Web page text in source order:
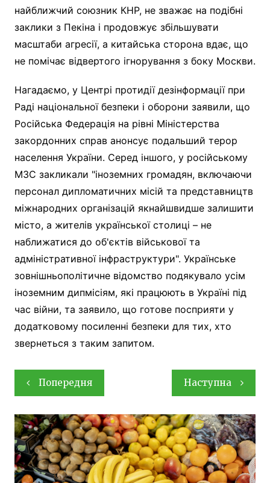
найближчий союзник КНР, не зважає на подібні
заклики з Пекіна і продовжує збільшувати
масштаби агресії, а китайська сторона вдає, що
не помічає відвертого ігнорування з боку Москви.
Нагадаємо, у Центрі протидії дезінформації при
Раді національної безпеки і оборони заявили, що
Російська Федерація на рівні Міністерства
закордонних справ анонсує подальший терор
населення України. Серед іншого, у російському
МЗС закликали "іноземних громадян, включаючи
персонал дипломатичних місій та представництв
міжнародних організацій якнайшвидше залишити
місто, а жителів української столиці – не
наближатися до об'єктів військової та
адміністративної інфраструктури". Українське
зовнішньополітичне відомство подякувало усім
іноземним дипмісіям, які працюють в Україні під
час війни, та заявило, що готове посприяти у
додатковому посиленні безпеки для тих, хто
звернеться з таким запитом.
Навігація
записів
Попередня Наступна